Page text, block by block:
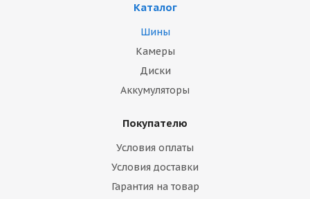
Каталог
Шины
Камеры
Диски
Аккумуляторы
Покупателю
Условия оплаты
Условия доставки
Гарантия на товар